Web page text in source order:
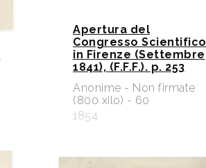
Apertura del
Congresso Scientifico
in Firenze (Settembre
1841), (F.F.F.). p. 253
Anonime - Non firmate
(800 xilo) - 60
1854